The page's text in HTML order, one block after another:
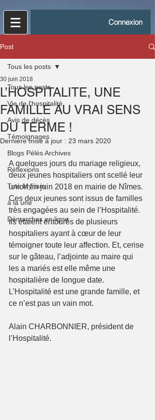
Connexion
Post
Tous les posts
Vie de l'hospitalité
Avis de décès
Témoignages
Blogs Pélés Archives
Réflexions
Tuto Myriam
à la une
Démarches en ligne
Tous les posts
L’HOSPITALITE, UNE
FAMILLE AU VRAI SENS
DU TERME !
30 juin 2018
Dernière mise à jour : 23 mars 2020
A quelques jours du mariage religieux,
deux jeunes hospitaliers ont scellé leur
union fin juin 2018 en mairie de Nîmes.
Ces deux jeunes sont issus de familles
très engagées au sein de l’Hospitalité.
Ils étaient entourés de plusieurs
hospitaliers ayant à cœur de leur
témoigner toute leur affection. Et, cerise
sur le gâteau, l’adjointe au maire qui
les a mariés est elle même une
hospitalière de longue date.
L’Hospitalité est une grande famille, et
ce n’est pas un vain mot.
Alain CHARBONNIER, président de
l’Hospitalité.